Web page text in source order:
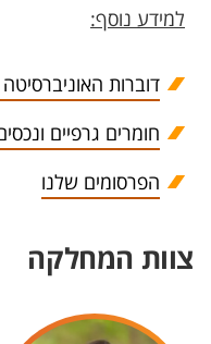
למידע נוסף:
דוברות
חומרים גרפיים
הפרסומים שלנו
צוות המחלקה